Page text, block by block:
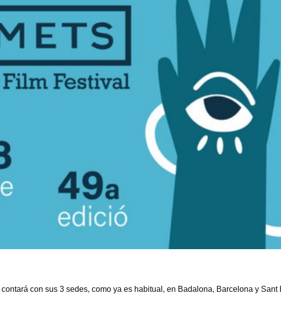
contará con sus 3 sedes, como ya es habitual, en Badalona, Barcelona y Sant